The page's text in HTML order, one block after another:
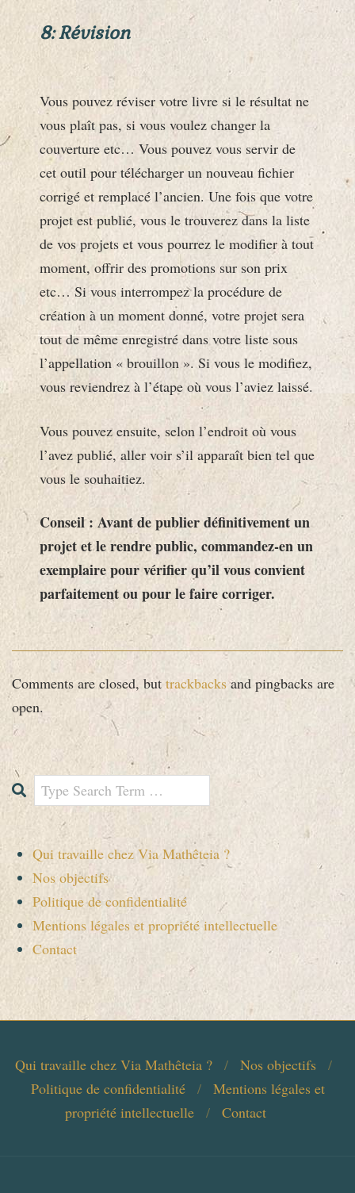
8: Révision
Vous pouvez réviser votre livre si le résultat ne
vous plaît pas, si vous voulez changer la
couverture etc… Vous pouvez vous servir de
cet outil pour télécharger un nouveau fichier
corrigé et remplacé l’ancien. Une fois que votre
projet est publié, vous le trouverez dans la liste
de vos projets et vous pourrez le modifier à tout
moment, offrir des promotions sur son prix
etc… Si vous interrompez la procédure de
création à un moment donné, votre projet sera
tout de même enregistré dans votre liste sous
l’appellation « brouillon ». Si vous le modifiez,
vous reviendrez à l’étape où vous l’aviez laissé.
Vous pouvez ensuite, selon l’endroit où vous
l’avez publié, aller voir s’il apparaît bien tel que
vous le souhaitiez.
Conseil : Avant de publier définitivement un
projet et le rendre public, commandez-en un
exemplaire pour vérifier qu’il vous convient
parfaitement ou pour le faire corriger.
2016-
12-
14
Comments are closed, but trackbacksand pingbacks are
open.
Search
Qui travaille chez Via Mathêteia ?
Nos objectifs
Politique de confidentialité
Mentions légales et propriété intellectuelle
Contact
Qui travaille chez Via Mathêteia ?
Nos objectifs
Politique de confidentialité
Mentions légales et
propriété intellectuelle
Contact